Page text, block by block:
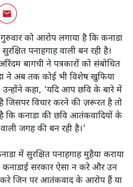
को आरोप लगाया है कि कनाडा
पनाहगाह वाली बन रही है।
बागची ने पत्रकारों को संबोधित
ने अब तक कोई भी विशेष खुफिया
उन्होंने कहा, 'यदि आप छवि के बारे में
जिसपर विचार करने की ज़रूरत है तो
कि कनाडा की छवि आतंकवादियों के
जगह की बन रही है।'
में सुरक्षित पनाहगाह मुहैया कराया
कनाडाई सरकार ऐसा न करे और उन
करे जिन पर आतंकवाद के आरोप हैं या